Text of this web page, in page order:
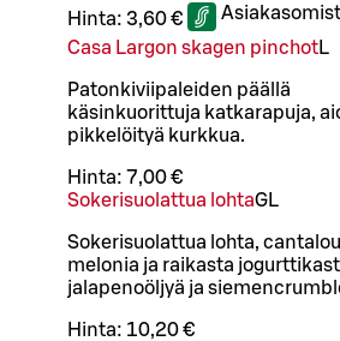
Hinta: 3,60 €
Casa Largon skagen pinchotL
Patonkiviipaleiden päällä
käsinkuorittuja katkarapuja,
pikkelöityä kurkkua.
Hinta: 7,00 €
Sokerisuolattua lohtaGL
Sokerisuolattua lohta,
melonia ja raikasta
jalapenoöljyä ja
Hinta: 10,20 €